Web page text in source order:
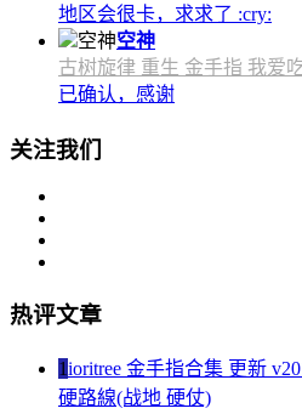
地区会很卡，求求了 :cry:
空神
古树旋律 重生 金手指 我爱
已确认，感谢
关注我们
热评文章
1ioritree 金手指合集 更新
硬路線(战地 硬仗)